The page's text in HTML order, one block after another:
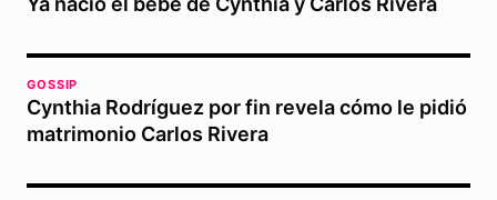
GOSSIP
Cynthia Rodríguez por fin revela cómo le pidió
matrimonio Carlos Rivera